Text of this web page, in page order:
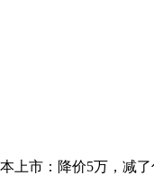
上市：降价5万，减